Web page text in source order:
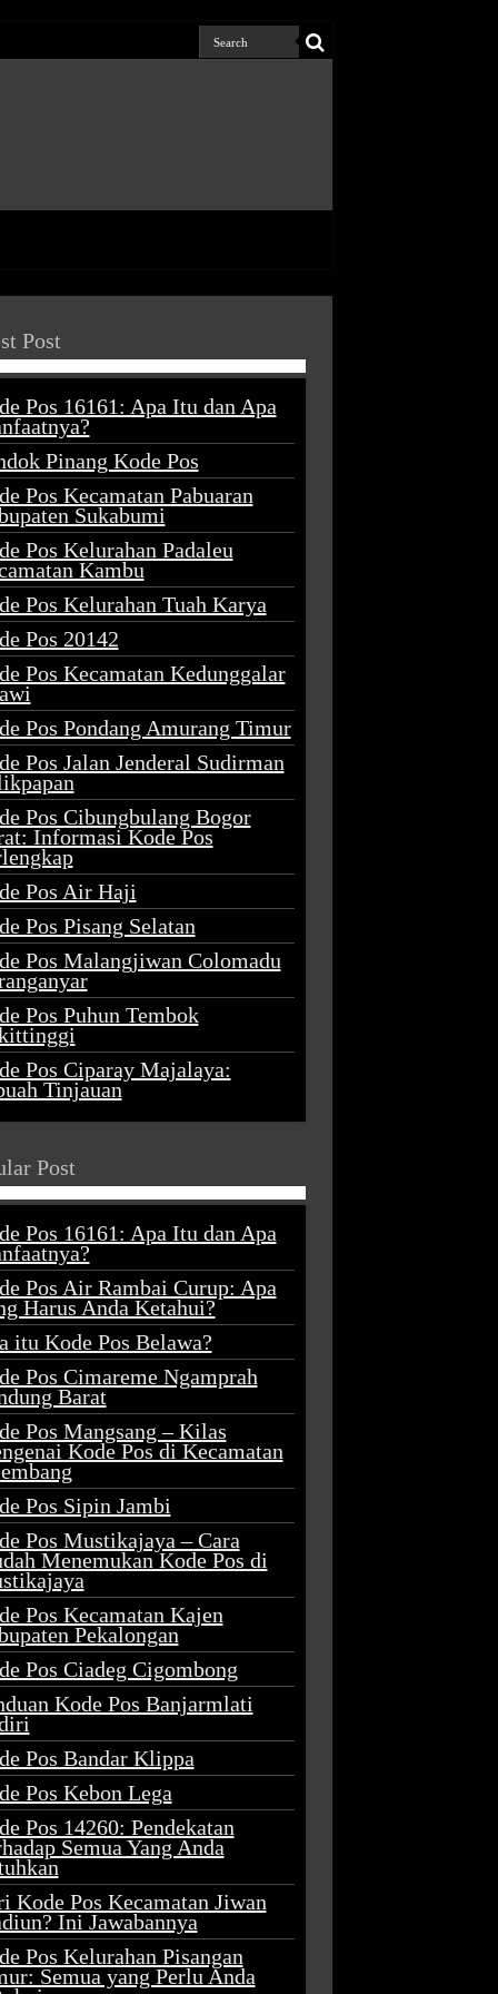
Post
Pos 16161: Apa Itu dan Apa
Pinang Kode Pos
Pos Kecamatan Pabuaran
Sukabumi
Pos Kelurahan Padaleu
Kambu
Pos Kelurahan Tuah Karya
Pos 20142
Pos Kecamatan Kedunggalar
Pos Pondang Amurang Timur
Pos Jalan Jenderal Sudirman
Pos Cibungbulang Bogor
Informasi Kode Pos
Pos Air Haji
Pos Pisang Selatan
Pos Malangjiwan Colomadu
Pos Puhun Tembok
Pos Ciparay Majalaya:
Tinjauan
Post
Pos 16161: Apa Itu dan Apa
Pos Air Rambai Curup: Apa
Harus Anda Ketahui?
itu Kode Pos Belawa?
Pos Cimareme Ngamprah
Barat
Pos Mangsang – Kilas
Kode Pos di Kecamatan
Pos Sipin Jambi
Pos Mustikajaya – Cara
Menemukan Kode Pos di
Pos Kecamatan Kajen
Pekalongan
Pos Ciadeg Cigombong
Kode Pos Banjarmlati
Pos Bandar Klippa
Pos Kebon Lega
Pos 14260: Pendekatan
Semua Yang Anda
Kode Pos Kecamatan Jiwan
Ini Jawabannya
Pos Kelurahan Pisangan
Semua yang Perlu Anda